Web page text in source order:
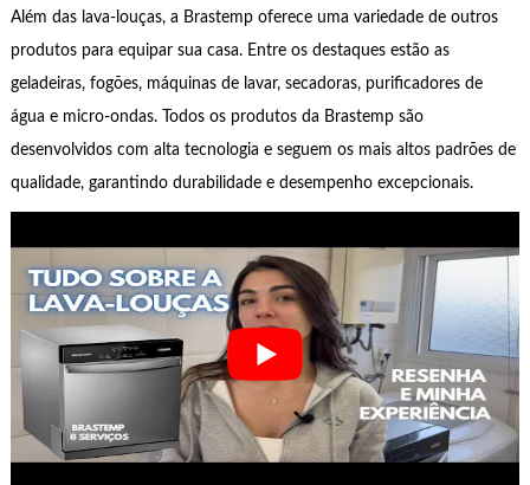
Além das lava-louças, a Brastemp oferece uma variedade de outros
produtos para equipar sua casa. Entre os destaques estão as
geladeiras, fogões, máquinas de lavar, secadoras, purificadores de
água e micro-ondas. Todos os produtos da Brastemp são
desenvolvidos com alta tecnologia e seguem os mais altos padrões de
qualidade, garantindo durabilidade e desempenho excepcionais.